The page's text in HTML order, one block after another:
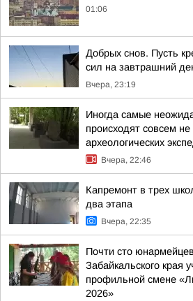
01:06
Добрых снов. Пусть
сил на завтрашний
Вчера, 23:19
Иногда самые
происходят совсем
археологических
Вчера, 22:46
Капремонт в трех
два этапа
Вчера, 22:35
Почти сто
Забайкальского края
профильной смене
2026»